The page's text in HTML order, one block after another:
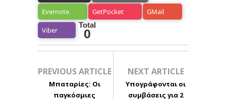
Evernote GetPocket GMail
Viber
Total
0
PREVIOUS ARTICLE
Μπαταρίες: Οι
παγκόσμιες
NEXT ARTICLE
Υπογράφονται οι
συμβάσεις για 2